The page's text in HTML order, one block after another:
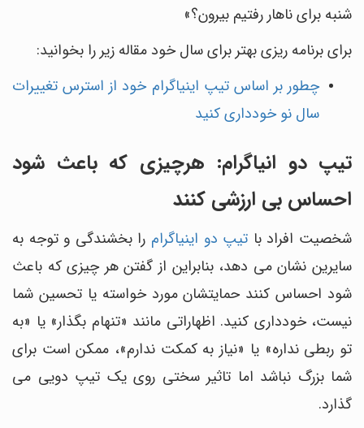
شنبه برای ناهار رفتیم بیرون؟»
برای برنامه ریزی بهتر برای سال خود مقاله زیر را بخوانید:
چطور بر اساس تیپ اینیاگرام خود از استرس تغییرات
سال نو خودداری کنید
تیپ دو انیاگرام: هرچیزی که باعث شود
احساس بی ارزشی کنند
شخصیت افراد با تیپ دو اینیاگرام را بخشندگی و توجه به
سایرین نشان می دهد، بنابراین از گفتن هر چیزی که باعث
شود احساس کنند حمایتشان مورد خواسته یا تحسین شما
نیست، خودداری کنید. اظهاراتی مانند «تنهام بگذار» یا «به
تو ربطی نداره» یا «نیاز به کمکت ندارم»، ممکن است برای
شما بزرگ نباشد اما تاثیر سختی روی یک تیپ دویی می
گذارد.